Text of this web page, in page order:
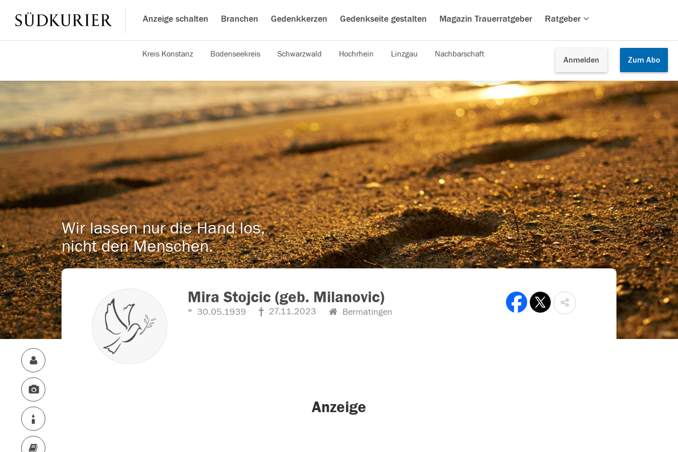
Anzeige schalten Branchen Gedenkkerzen Gedenkseite gestalten Magazin Trauerratgeber Ratgeber
Anmelden Zum Abo
Kreis Konstanz Bodenseekreis Schwarzwald Hochrhein Linzgau Nachbarschaft
Wir lassen nur die Hand los,
nicht den Menschen.
Mira Stojcic (geb. Milanovic)
30.05.1939 27.11.2023 Bermatingen
Anzeige